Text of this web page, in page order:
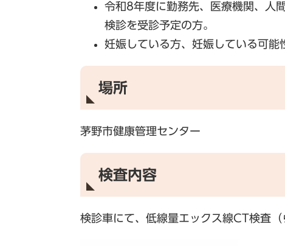
令和8年度に勤務先、医療機関、人
検診を受診予定の方。
妊娠している方、妊娠している可能
場所
茅野市健康管理センター
検査内容
検診車にて、低線量エックス線CT検査